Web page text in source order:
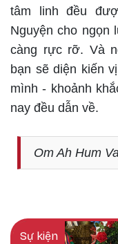
tâm linh đều
Nguyện cho ngọn
càng rực rỡ. Và
bạn sẽ diện kiến
mình - khoảnh
nay đều dẫn về.
Om Ah Hum
Sự kiện